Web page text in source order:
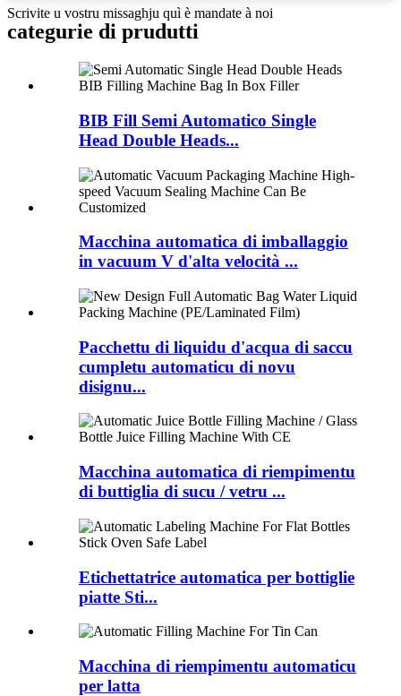
Scrivite u vostru missaghju quì è mandate à noi
categurie di prudutti
BIB Fill Semi Automatico Single
Head Double Heads...
Macchina automatica di imballaggio
in vacuum V d'alta velocità ...
Pacchettu di liquidu d'acqua di saccu
cumpletu automaticu di novu
disignu...
Macchina automatica di riempimentu
di buttiglia di sucu / vetru ...
Etichettatrice automatica per bottiglie
piatte Sti...
Macchina di riempimentu automaticu
per latta